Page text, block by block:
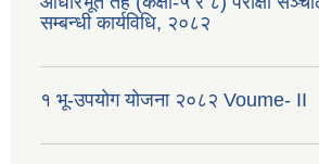
सम्बन्धी कार्यविधि, २०८२
१ भू-उपयोग योजना २०८२ Voume- II